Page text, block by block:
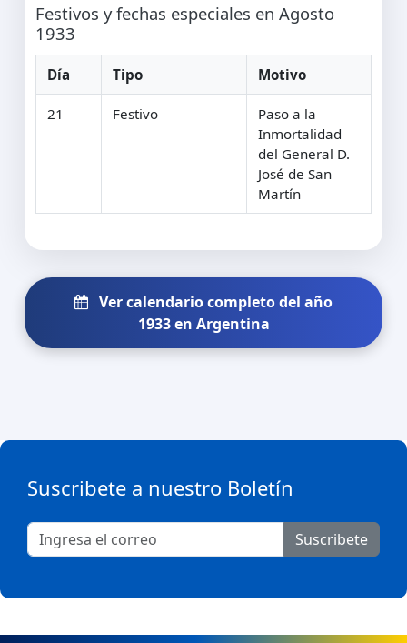
Festivos y fechas especiales en Agosto
1933
Día Tipo Motivo
21 Festivo
Paso a la
Inmortalidad
del General D.
José de San
Martín
Ver calendario completo del año
1933 en Argentina
Suscribete a nuestro Boletín
Suscribete